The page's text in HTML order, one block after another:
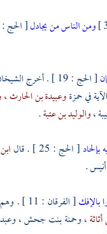
ومن الناس من يجادل[ الحج : 3 ] . هو
[ الحج : 19 ] . أخرج الشيخان عن
فيحمزةوعبيدة بن الحارث ،
،والوليد بن عتبة.
[ الحج : 25 ] . قال
.
بالإفك[ الفرقان : 11 ] . وهم
،وحمنة بنت جحش ،